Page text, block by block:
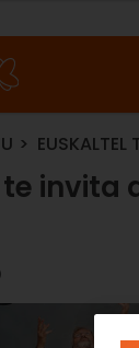
EUSKALTEL
invita